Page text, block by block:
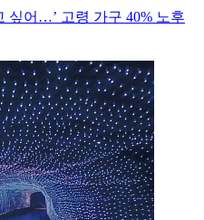
싶어…’ 고령 가구 40% 노후